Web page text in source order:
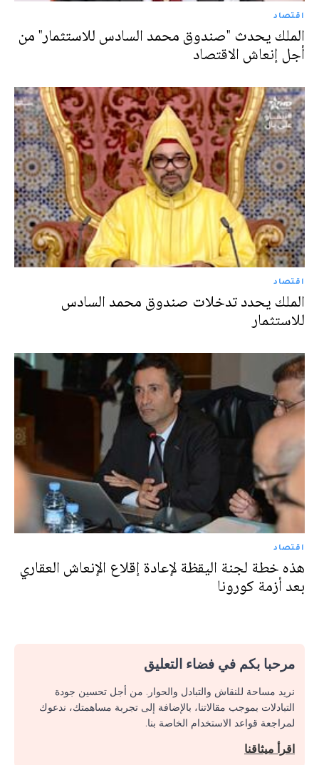
اقتصاد
الملك يحدث "صندوق محمد السادس للاستثمار" من
أجل إنعاش الاقتصاد
اقتصاد
الملك يحدد تدخلات صندوق محمد السادس
للاستثمار
اقتصاد
هذه خطة لجنة اليقظة لإعادة إقلاع الإنعاش العقاري
بعد أزمة كورونا
مرحبا بكم في فضاء التعليق
نريد مساحة للنقاش والتبادل والحوار. من أجل تحسين جودة
التبادلات بموجب مقالاتنا، بالإضافة إلى تجربة مساهمتك، ندعوك
لمراجعة قواعد الاستخدام الخاصة بنا.
اقرأ ميثاقنا